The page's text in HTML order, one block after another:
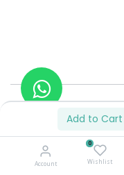
0
Wishlist
Account